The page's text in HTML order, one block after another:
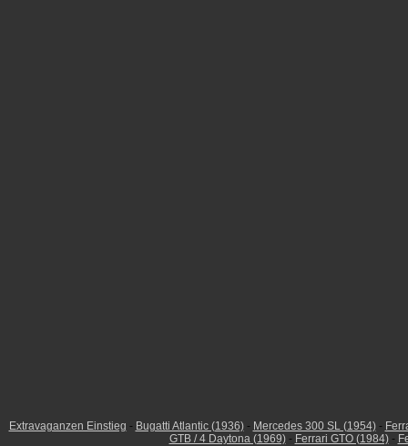
Extravaganzen Einstieg - Bugatti Atlantic (1936)- Mercedes 300 SL (1954)-
GTB / 4 Daytona (1969)- Ferrari GTO (1984)-